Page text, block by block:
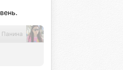
Панина